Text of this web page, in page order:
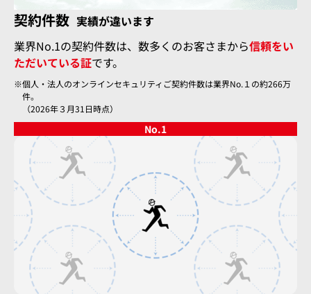
契約件数 実績が違います
業界No.1の契約件数は、数多くのお客さまから信頼をい
ただいている証です。
個人・法人のオンラインセキュリティご契約件数は業界No.１の約266万
件。
（2026年３月31日時点）
No.1